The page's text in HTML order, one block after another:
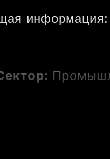
информация:
32.42, что